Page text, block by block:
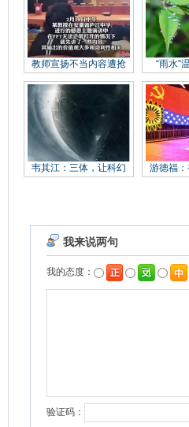
教师宣扬不当内容遭抢 “雨水”
韦其江：三体，让科幻 游德福